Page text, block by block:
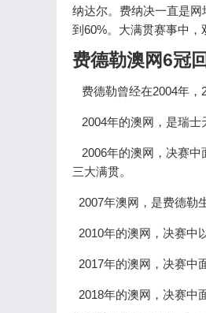
纳达尔。费纳决一直是
到60%。大满贯赛事中，
费德勒澳网6冠
费德勒曾经在2004年，
2004年的澳网，是瑞士
2006年的澳网，决赛中
三大满贯。
2007年澳网，是费德勒
2010年的澳网，决赛中
2017年的澳网，决赛中
2018年的澳网，决赛中